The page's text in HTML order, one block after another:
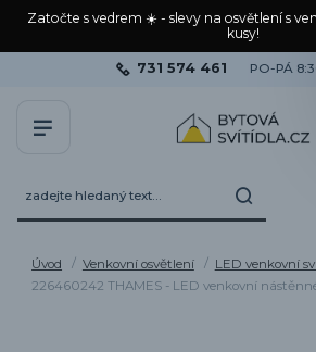
Zatočte s vedrem ☀️ - slevy na osvětlení s
kusy!
731 574 461 PO-PÁ
Úvod Venkovní osvětlení LED venkovní
226460242 THAMES - LED venkovní